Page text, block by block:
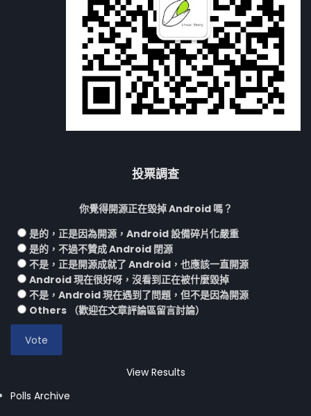
投票調查
你覺得開源正在毀掉 Android 嗎？
是的，正是因為開源，Android 設備碎片化嚴重
是的，不過不贊成 Android 閉源
不是，正是開源成就了 Android，也應該一直開源
Android 現在很好呀，沒看到正在被什麼毀掉
不是，Android 現在遇到了問題，但不是因為開源
Others （歡迎在文章評論區留言討論）
View Results
Polls Archive